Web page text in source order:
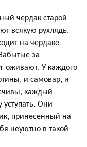
чердак старой
всякую рухлядь.
на чердаке
за
оживают. У каждого
и самовар, и
каждый
Они
принесенный на
неуютно в такой